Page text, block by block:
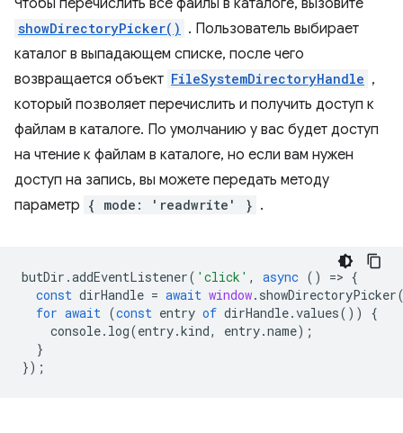
Чтобы перечислить все файлы в каталоге, вызовите
showDirectoryPicker() . Пользователь выбирает
каталог в выпадающем списке, после чего
возвращается объект FileSystemDirectoryHandle ,
который позволяет перечислить и получить доступ к
файлам в каталоге. По умолчанию у вас будет доступ
на чтение к файлам в каталоге, но если вам нужен
доступ на запись, вы можете передать методу
параметр { mode: 'readwrite' } .
butDir .addEventListener( 'click' , async () => {
const dirHandle = await window. showDirectoryPicker
for await (const entry of dirHandle.values())
{
console. log(entry.kind, entry.name);
}
});